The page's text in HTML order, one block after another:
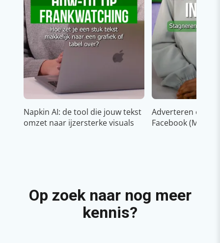
Napkin AI: de tool die jouw tekst
omzet naar ijzersterke visuals
Adverteren op
Facebook (Meta)
Op zoek naar nog meer
kennis?